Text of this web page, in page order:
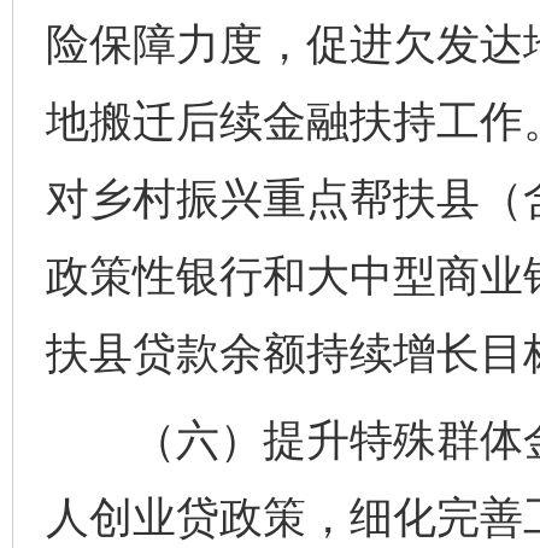
险保障力度，促进欠发
地搬迁后续金融扶持工
对乡村振兴重点帮扶县
政策性银行和大中型商
扶县贷款余额持续增长目
（六）提升特殊群体
人创业贷政策，细化完